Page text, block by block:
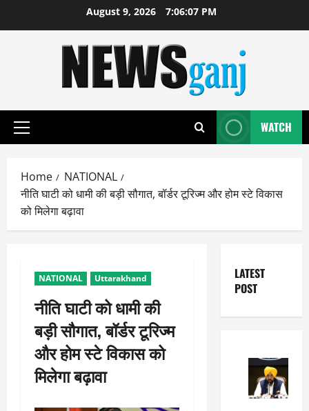
August 9, 2026 7:06:07 PM
Primary
WATCH
Home
NATIONAL
नीति घाटी को धामी की बड़ी सौगात, बॉर्डर टूरिज्म और होम स्टे विकास
को मिलेगा बढ़ावा
NATIONAL Uttarakhand
नीति घाटी को धामी की
बड़ी सौगात, बॉर्डर टूरिज्म
और होम स्टे विकास को
मिलेगा बढ़ावा
LATEST
POST